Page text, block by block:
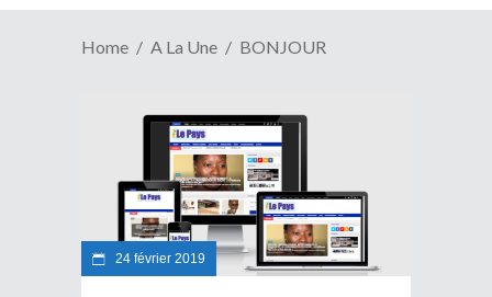
Home A La Une BONJOUR
24 février 2019